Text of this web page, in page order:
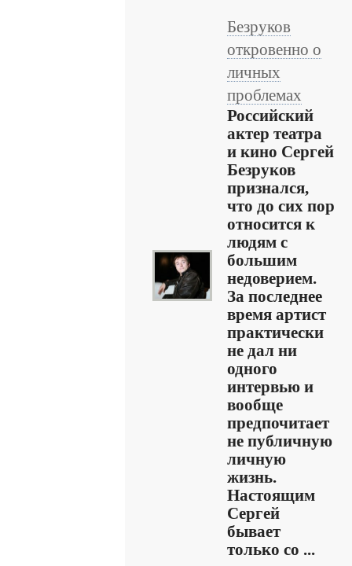
Безруков
откровенно о
личных
проблемах
Российский
актер театра
и кино Сергей
Безруков
признался,
что до сих пор
относится к
людям с
большим
недоверием.
За последнее
время артист
практически
не дал ни
одного
интервью и
вообще
предпочитает
не публичную
личную
жизнь.
Настоящим
Сергей
бывает
только со ...